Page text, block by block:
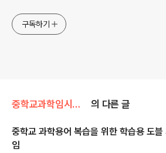
구독하기
중학교과학임시자료 의 다른 글
중학교 과학용어 복습을 위한 학습용 도블
임